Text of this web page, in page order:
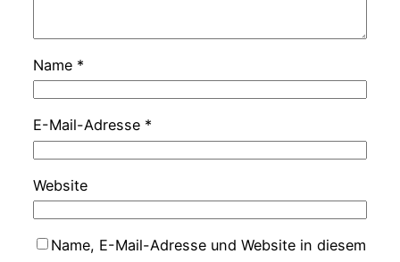
Name *
E-Mail-Adresse *
Website
Name, E-Mail-Adresse und Website in diesem